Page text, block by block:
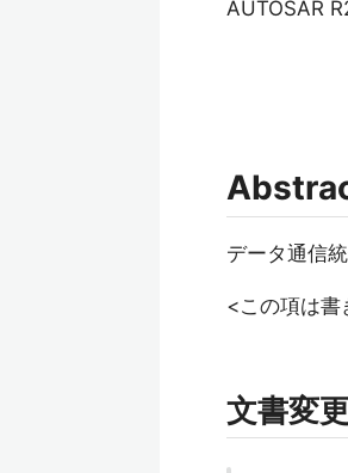
AUTOSAR
データ通信
<この項は書
文書変